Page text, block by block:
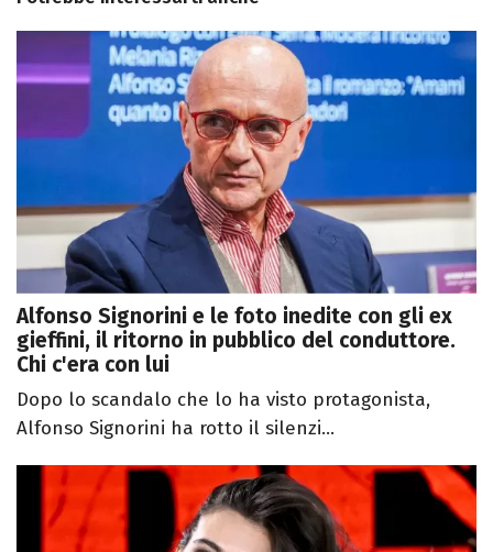
Alfonso Signorini e le foto inedite con gli ex
gieffini, il ritorno in pubblico del conduttore.
Chi c'era con lui
Dopo lo scandalo che lo ha visto protagonista,
Alfonso Signorini ha rotto il silenzi...